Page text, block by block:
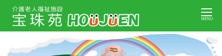
Skip
MENU